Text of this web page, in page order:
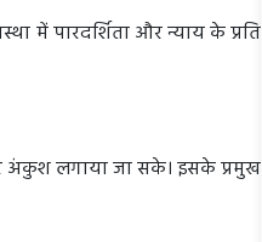
में पारदर्शिता और न्याय के प्रति
अंकुश लगाया जा सके। इसके प्रमुख